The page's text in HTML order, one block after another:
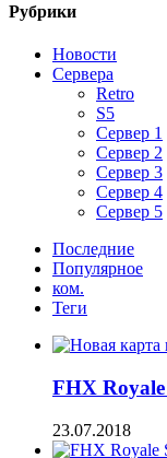
Рубрики
Новости
Сервера
Retro
S5
Сервер 1
Сервер 2
Сервер 3
Сервер 4
Сервер 5
Последние
Популярное
ком.
Теги
FHX
23.07.2018